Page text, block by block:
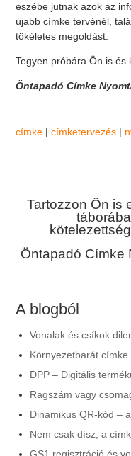
eszébe jutnak azok az
újabb címke tervénél,
tökéletes megoldást.
Tegyen próbára Ön is
Öntapadó Címke
címke |címketervezés |
Tartozzon Ön is
Öntapadó Címke
A blogból
Vonalak és csíkok
Környezetbarát
DPP – Digitális
Ragszám vagy
Dinamikus QR-kód –
Nem csak dísz, a